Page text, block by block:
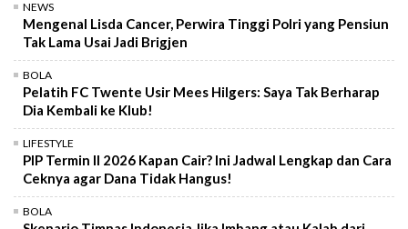
NEWS
Mengenal Lisda Cancer, Perwira Tinggi Polri yang Pensiun
Tak Lama Usai Jadi Brigjen
BOLA
Pelatih FC Twente Usir Mees Hilgers: Saya Tak Berharap
Dia Kembali ke Klub!
LIFESTYLE
PIP Termin II 2026 Kapan Cair? Ini Jadwal Lengkap dan Cara
Ceknya agar Dana Tidak Hangus!
BOLA